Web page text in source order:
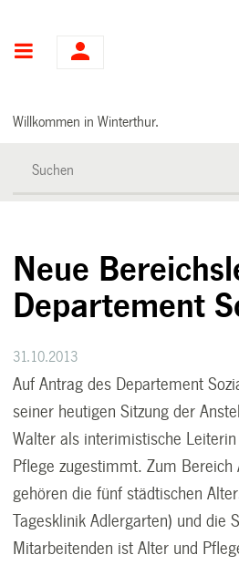
Hauptnavigation
Willkommen in Winterthur.
Neue
Departement
31.10.2013
Auf Antrag des Departement
seiner heutigen Sitzung der
Walter als interimistische
Pflege zugestimmt. Zum Bereich
gehören die fünf städtischen
Tagesklinik Adlergarten) und die
Mitarbeitenden ist Alter und